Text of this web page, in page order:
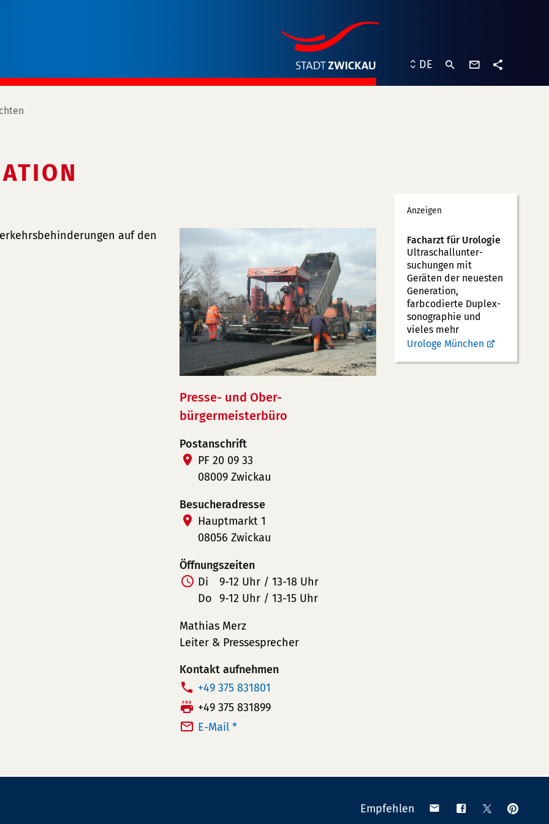
DE
auf den
Presse- und Ober-
bürgermeisterbüro
Postanschrift
PF 20 09 33
08009 Zwickau
Besucheradresse
Hauptmarkt 1
08056 Zwickau
Öffnungszeiten
Di
9-12 Uhr / 13-18 Uhr
Do 9-12 Uhr / 13-15 Uhr
Mathias Merz
Leiter & Pressesprecher
Kontakt aufnehmen
T
e
l
+49 375 831801
F
a
+49 375 831899
E-Mail *
Werbung
Anzeigen
Facharzt für Urologie
Ultraschallunter­
suchungen mit
Geräten der neuesten
Generation,
farbcodierte Duplex­
sonographie und
vieles mehr
Urologe München
Empfehlen
Teilen Teilen Teilen